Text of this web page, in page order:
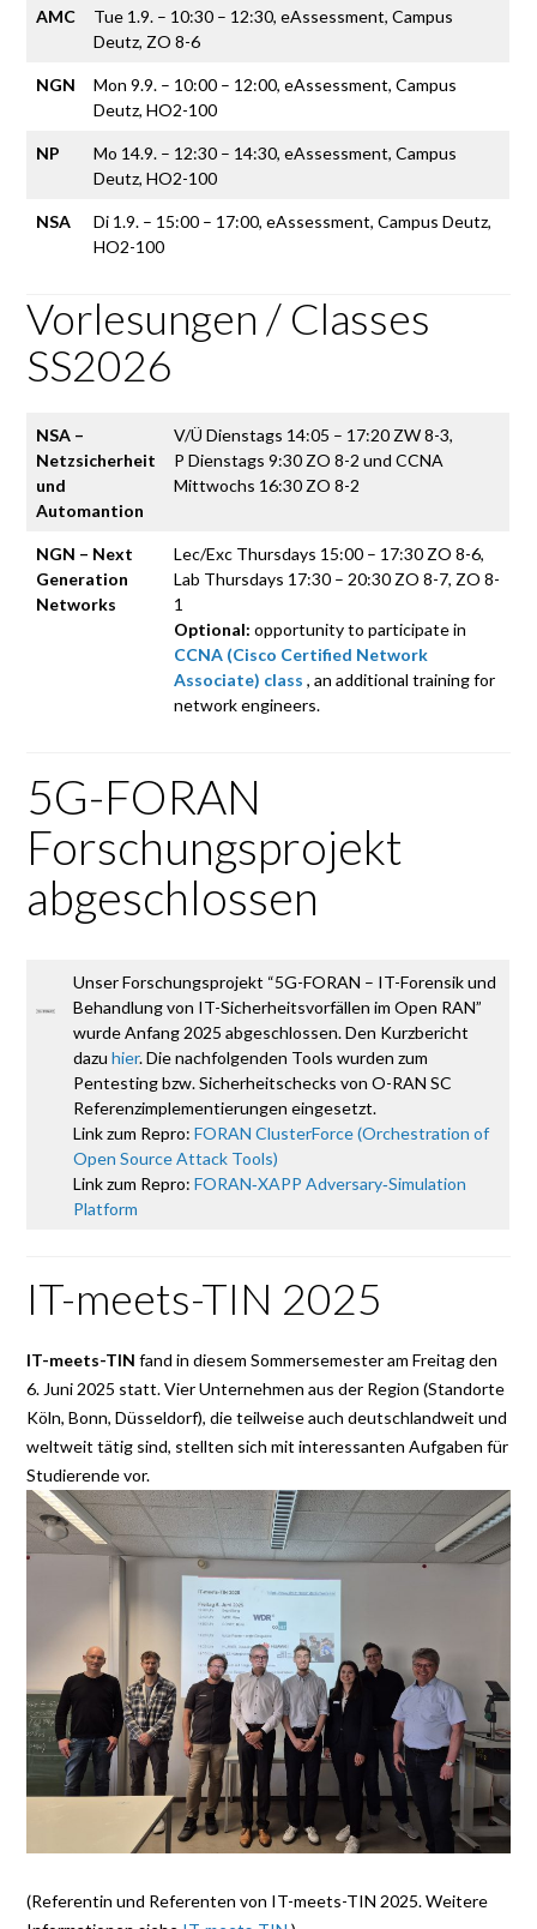
AMC
Tue 1.9. – 10:30 – 12:30, eAssessment, Campus
Deutz, ZO 8-6
NGN
Mon 9.9. – 10:00 – 12:00, eAssessment, Campus
Deutz, HO2-100
NP
Mo 14.9. – 12:30 – 14:30, eAssessment, Campus
Deutz, HO2-100
NSA
Di 1.9. – 15:00 – 17:00, eAssessment, Campus Deutz,
HO2-100
Vorlesungen / Classes
SS2026
NSA –
Netzsicherheit
und
Automantion
V/Ü Dienstags 14:05 – 17:20 ZW 8-3,
P Dienstags 9:30 ZO 8-2 und CCNA
Mittwochs 16:30 ZO 8-2
NGN – Next
Generation
Networks
Lec/Exc Thursdays 15:00 – 17:30 ZO 8-6,
Lab Thursdays 17:30 – 20:30 ZO 8-7, ZO 8-
1
Optional: opportunity to participate in
CCNA (Cisco Certified Network
Associate) class , an additional training for
network engineers.
5G-FORAN
Forschungsprojekt
abgeschlossen
Unser Forschungsprojekt “5G-FORAN – IT-Forensik und
Behandlung von IT-Sicherheitsvorfällen im Open RAN”
wurde Anfang 2025 abgeschlossen. Den Kurzbericht
dazu hier.Die nachfolgenden Tools wurden zum
Pentesting bzw. Sicherheitschecks von O-RAN SC
Referenzimplementierungen eingesetzt.
Link zum Repro: FORAN ClusterForce (Orchestration of
Open Source Attack Tools)
Link zum Repro: FORAN‑XAPP Adversary‑Simulation
Platform
IT-meets-TIN 2025
IT-meets-TIN fand in diesem Sommersemester am Freitag den
6. Juni 2025 statt. Vier Unternehmen aus der Region (Standorte
Köln, Bonn, Düsseldorf), die teilweise auch deutschlandweit und
weltweit tätig sind, stellten sich mit interessanten Aufgaben für
Studierende vor.
(Referentin und Referenten von IT-meets-TIN 2025. Weitere